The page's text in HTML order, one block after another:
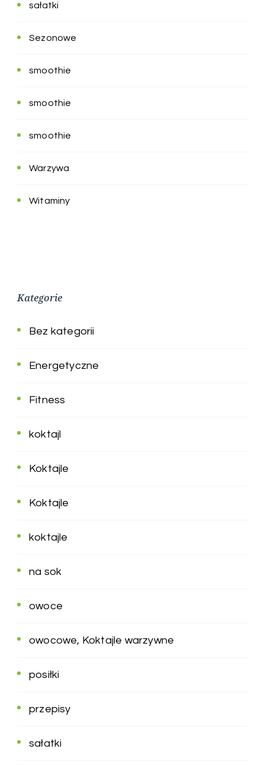
sałatki
Sezonowe
smoothie
smoothie
smoothie
Warzywa
Witaminy
Kategorie
Bez kategorii
Energetyczne
Fitness
koktajl
Koktajle
Koktajle
koktajle
na sok
owoce
owocowe, Koktajle warzywne
posiłki
przepisy
sałatki